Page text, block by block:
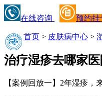
在线咨询 预约挂
首页 > 皮肤病中心 >
治疗湿疹去哪家
【案例回放一】2年湿疹，